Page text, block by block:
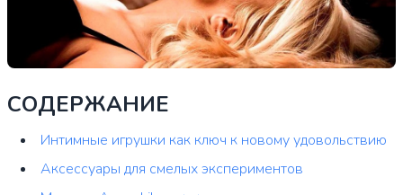
СОДЕРЖАНИЕ
Интимные игрушки как ключ к новому удовольствию
Аксессуары для смелых экспериментов